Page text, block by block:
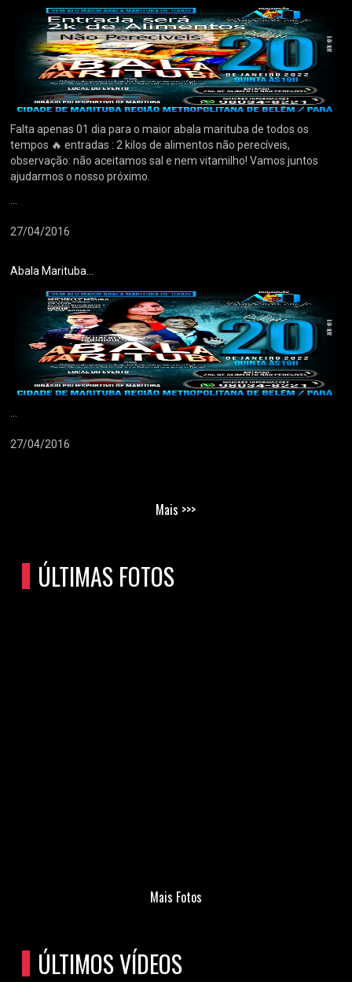
Falta apenas 01 dia para o maior abala marituba de todos os
tempos 🔥 entradas : 2 kilos de alimentos não perecíveis,
observação: não aceitamos sal e nem vitamilho! Vamos juntos
ajudarmos o nosso próximo.
27/04/2016
Abala Marituba...
27/04/2016
Mais >>>
ÚLTIMAS FOTOS
Mais Fotos
ÚLTIMOS VÍDEOS